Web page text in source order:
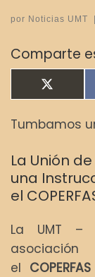
por Noticias UMT
Comparte
X
(
w
t
t
e
r
)
Tumbamos
La Unión
una
el
La UMT –
el